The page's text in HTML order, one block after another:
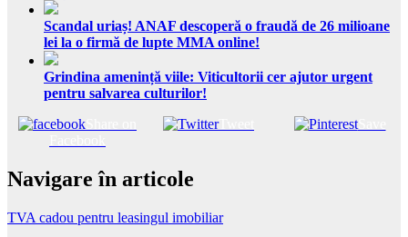
Scandal uriaș! ANAF descoperă o fraudă de 26 milioane
lei la o firmă de lupte MMA online!
Grindina amenință viile: Viticultorii cer ajutor urgent
pentru salvarea culturilor!
Tweet Save
Navigare în articole
TVA cadou pentru leasingul imobiliar